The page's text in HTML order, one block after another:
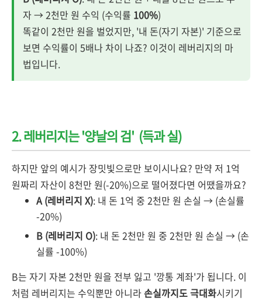
자 → 2천만 원 수익 (수익률 100%)
똑같이 2천만 원을 벌었지만, '내 돈(자기 자본)' 기준으로
보면 수익률이 5배나 차이 나죠? 이것이 레버리지의 마
법입니다.
2. 레버리지는 '양날의 검' (득과 실)
하지만 앞의 예시가 장밋빛으로만 보이시나요? 만약 저 1억
원짜리 자산이 8천만 원(-20%)으로 떨어졌다면 어땠을까요?
A (레버리지 X): 내 돈 1억 중 2천만 원 손실 → (손실률
-20%)
B (레버리지 O): 내 돈 2천만 원 중 2천만 원 손실 → (손
실률 -100%)
B는 자기 자본 2천만 원을 전부 잃고 '깡통 계좌'가 됩니다. 이
처럼 레버리지는 수익뿐만 아니라손실까지도 극대화시키기